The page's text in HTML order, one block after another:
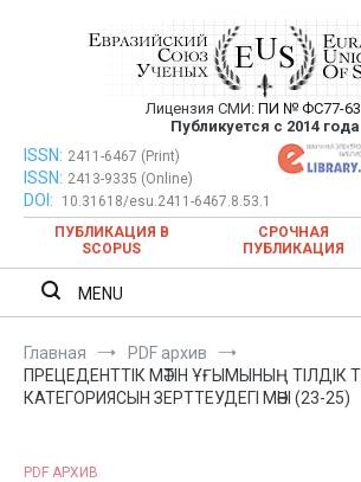
Евразийский Союз
публикация научных
ежемесячном
Лицензия СМИ: ПИ № ФС77-
Публикуется с 2014 года
Евразийский Союз Ученых —
ежемесячном научном
ISSN: 2411-6467 (Print)
ISSN: 2413-9335 (Online)
DOI:
10.31618/esu.2411-6467.8.53.1
ПУБЛИКАЦИЯ В
SCOPUS
СРОЧНАЯ
ПУБЛИКАЦИЯ
MENU
Главная
PDF архив
ПРЕЦЕДЕНТТІК МӘТІН ҰҒЫМЫНЫҢ ТІЛДІК
КАТЕГОРИЯСЫН ЗЕРТТЕУДЕГІ МӘНІ (23-25)
PDF АРХИВ